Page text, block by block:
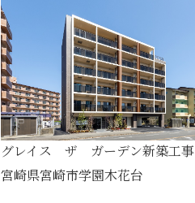
グレイス ザ ガーデン新築工事
宮崎県宮崎市学園木花台